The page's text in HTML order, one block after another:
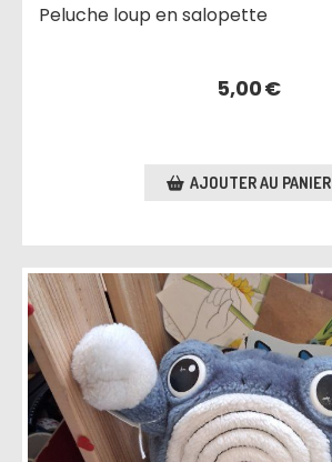
Peluche loup en salopette
5,00€
AJOUTER AU PANIER